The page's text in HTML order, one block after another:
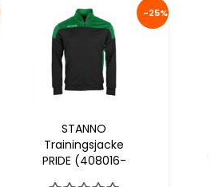
-25%
STANNO
Trainingsjacke
PRIDE (408016-